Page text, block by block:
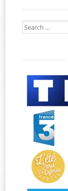
Search
for: